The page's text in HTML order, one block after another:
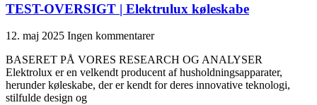
TEST-OVERSIGT | Elektrulux køleskabe
12. maj 2025 Ingen kommentarer
BASERET PÅ VORES RESEARCH OG ANALYSER
Elektrolux er en velkendt producent af husholdningsapparater,
herunder køleskabe, der er kendt for deres innovative teknologi,
stilfulde design og